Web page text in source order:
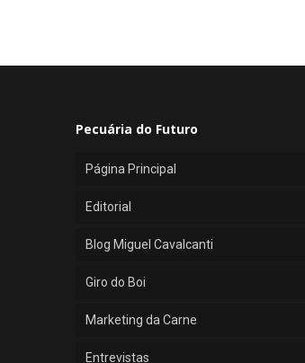
Pecuária do Futuro
Página Principal
Editorial
Blog Miguel Cavalcanti
Giro do Boi
Marketing da Carne
Entrevistas